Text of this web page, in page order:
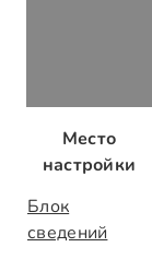
Место
настройки
Блок
сведений